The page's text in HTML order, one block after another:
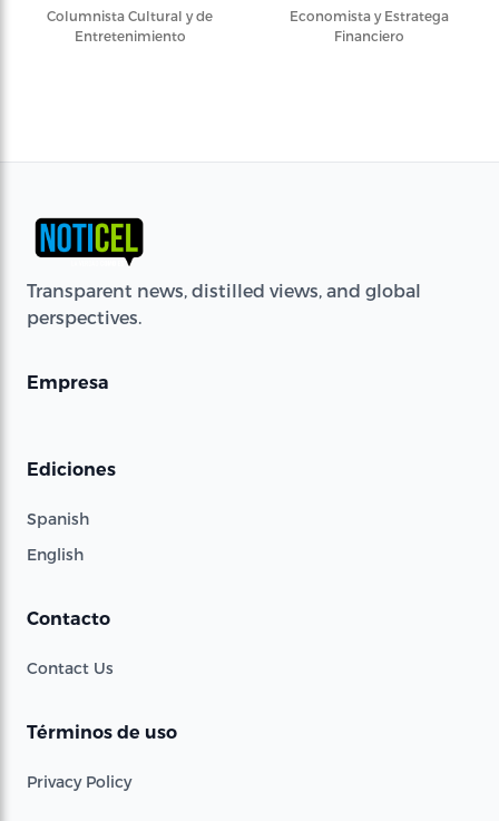
Columnista Cultural y de
Entretenimiento
Economista y Estratega
Financiero
Transparent news, distilled views, and global
perspectives.
Empresa
Ediciones
Spanish
English
Contacto
Contact Us
Términos de uso
Privacy Policy